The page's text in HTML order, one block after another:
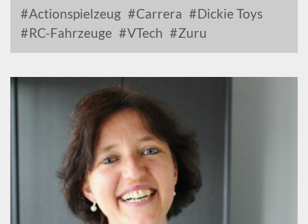
Actionspielzeug Carrera
Dickie Toys
RC-Fahrzeuge
VTech Zuru